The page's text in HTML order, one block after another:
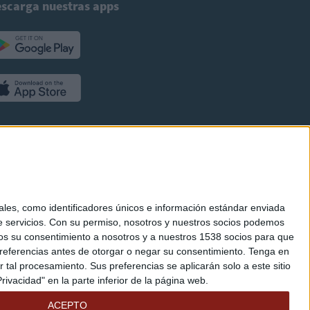
como identificadores únicos e información estándar enviada
servicios. Con su permiso, nosotros y nuestros socios podemos
su consentimiento a nosotros y a nuestros 1538 socios para que
antes de otorgar o negar su consentimiento. Tenga en
procesamiento. Sus preferencias se aplicarán solo a este sitio
en la parte inferior de la página web.
ACEPTO
nuestras apps